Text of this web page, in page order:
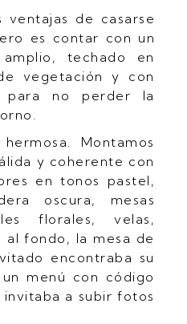
ventajas de casarse
es contar con un
techado en
vegetación y con
para no perder la
Montamos
y coherente con
en tonos pastel,
oscura, mesas
florales, velas,
al fondo, la mesa de
encontraba su
menú con código
a subir fotos